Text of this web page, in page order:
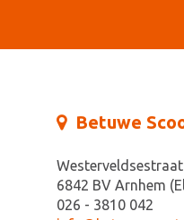
Betuwe
6842 BV Arnhem
026 - 3810 042